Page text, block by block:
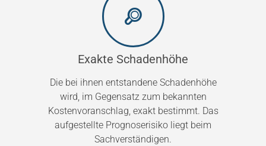
Exakte Schadenhöhe
Die bei ihnen entstandene Schadenhöhe
wird, im Gegensatz zum bekannten
Kostenvoranschlag, exakt bestimmt. Das
aufgestellte Prognoserisiko liegt beim
Sachverständigen.